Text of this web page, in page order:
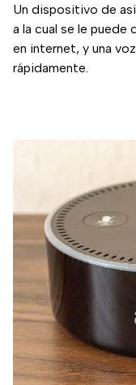
Un dispositivo de
a la cual se le puede
en internet, y una
rápidamente.